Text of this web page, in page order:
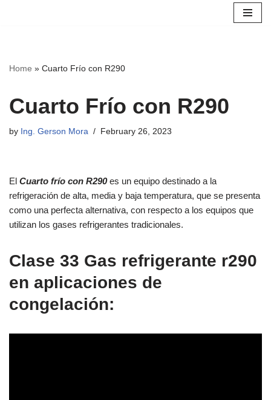
Home » Cuarto Frío con R290
Cuarto Frío con R290
by Ing. Gerson Mora February 26, 2023
El Cuarto frío con R290es un equipo destinado a la
refrigeración de alta, media y baja temperatura, que se presenta
como una perfecta alternativa, con respecto a los equipos que
utilizan los gases refrigerantes tradicionales.
Clase 33 Gas refrigerante r290
en aplicaciones de
congelación: